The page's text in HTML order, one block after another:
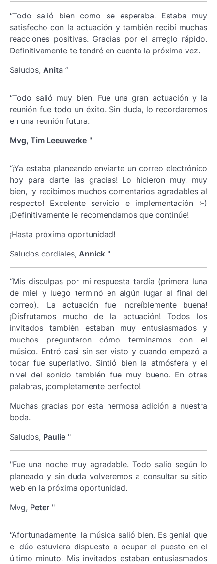
“Todo salió bien como se esperaba. Estaba muy
satisfecho con la actuación y también recibí muchas
reacciones positivas. Gracias por el arreglo rápido.
Definitivamente te tendré en cuenta la próxima vez.
Saludos, Anita ”
“Todo salió muy bien. Fue una gran actuación y la
reunión fue todo un éxito. Sin duda, lo recordaremos
en una reunión futura.
Mvg, Tim Leeuwerke "
“¡Ya estaba planeando enviarte un correo electrónico
hoy para darte las gracias! Lo hicieron muy, muy
bien, ¡y recibimos muchos comentarios agradables al
respecto! Excelente servicio e implementación :-)
¡Definitivamente le recomendamos que continúe!
¡Hasta próxima oportunidad!
Saludos cordiales, Annick "
“Mis disculpas por mi respuesta tardía (primera luna
de miel y luego terminó en algún lugar al final del
correo). ¡La actuación fue increíblemente buena!
¡Disfrutamos mucho de la actuación! Todos los
invitados también estaban muy entusiasmados y
muchos preguntaron cómo terminamos con el
músico. Entró casi sin ser visto y cuando empezó a
tocar fue superlativo. Sintió bien la atmósfera y el
nivel del sonido también fue muy bueno. En otras
palabras, ¡completamente perfecto!
Muchas gracias por esta hermosa adición a nuestra
boda.
Saludos, Paulie "
"Fue una noche muy agradable. Todo salió según lo
planeado y sin duda volveremos a consultar su sitio
web en la próxima oportunidad.
Mvg, Peter "
“Afortunadamente, la música salió bien. Es genial que
el dúo estuviera dispuesto a ocupar el puesto en el
último minuto. Mis invitados estaban entusiasmados